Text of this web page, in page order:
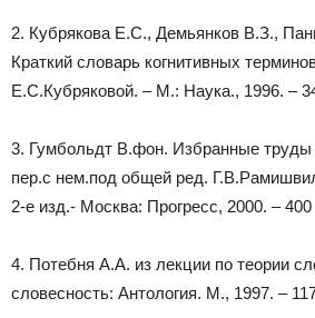
2. Кубрякова Е.С., Демьянков В.З.,
Краткий словарь когнитивных
Е.С.Кубряковой. – М.: Наука., 1996. –
3. Гумбольдт В.фон. Избранные труды
пер.с нем.под общей ред.
2-е изд.- Москва: Прогресс, 2000. – 400
4. Потебня А.А. из лекции по теории
словесность: Антология. М., 1997. –